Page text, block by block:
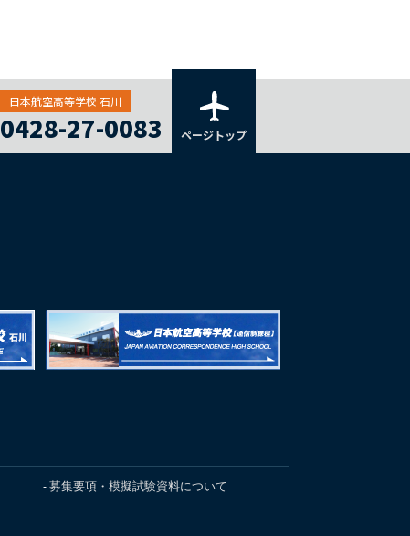
日本航空高等学校 石川
0428-27-0083 ページトップ
募集要項・模擬試験資料について